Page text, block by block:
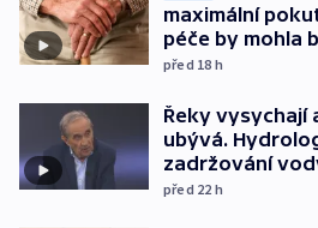
maximální
péče by mohla
před 18 h
Řeky vysychají
ubývá.
zadržování
před 22 h